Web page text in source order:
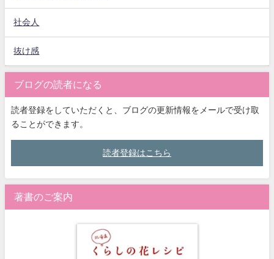
社会人
抜け感
ブログの読者になる
読者登録をしていただくと、ブログの更新情報をメールで受け取
ることができます。
読者登録はこちら
著書のご案内